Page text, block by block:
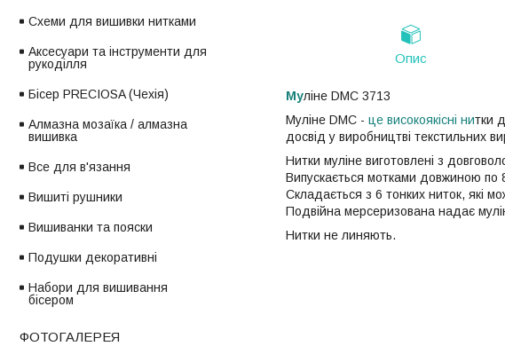
Опис
Муліне DMC 3713
Муліне DMC - це високоякісні нитки
досвід у виробництві текстильних
Нитки муліне виготовлені з
Випускається мотками довжиною по
Складається з 6 тонких ниток, які
Подвійна мерсеризована надає
Нитки не линяють.
Схеми для вишивки нитками
Аксесуари та інструменти для
рукоділля
Бісер PRECIOSA (Чехія)
Алмазна мозаїка / алмазна
вишивка
Все для в'язання
Вишиті рушники
Вишиванки та пояски
Подушки декоративні
Набори для вишивання
бісером
ФОТОГАЛЕРЕЯ